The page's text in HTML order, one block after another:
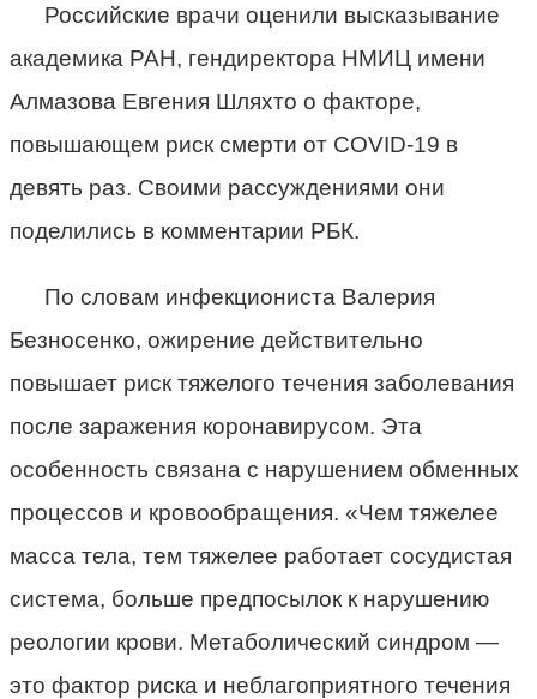
Российские врачи оценили высказывание
академика РАН, гендиректора НМИЦ имени
Алмазова Евгения Шляхто о факторе,
повышающем риск смерти от COVID-19 в
девять раз. Своими рассуждениями они
поделились в комментарии РБК.
По словам инфекциониста Валерия
Безносенко, ожирение действительно
повышает риск тяжелого течения заболевания
после заражения коронавирусом. Эта
особенность связана с нарушением обменных
процессов и кровообращения. «Чем тяжелее
масса тела, тем тяжелее работает сосудистая
система, больше предпосылок к нарушению
реологии крови. Метаболический синдром —
это фактор риска и неблагоприятного течения